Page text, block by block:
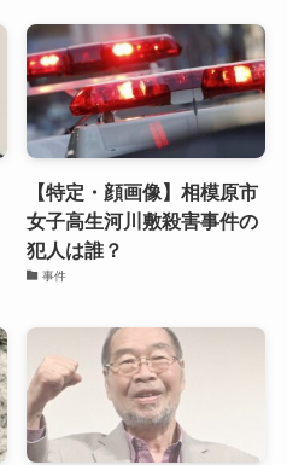
【特定・顔画像】相模原市
女子高生河川敷殺害事件の
犯人は誰？
事件